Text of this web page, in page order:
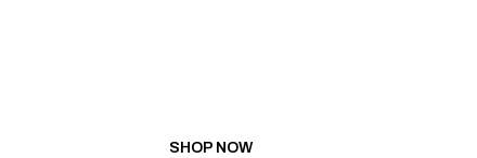
SHOP NOW